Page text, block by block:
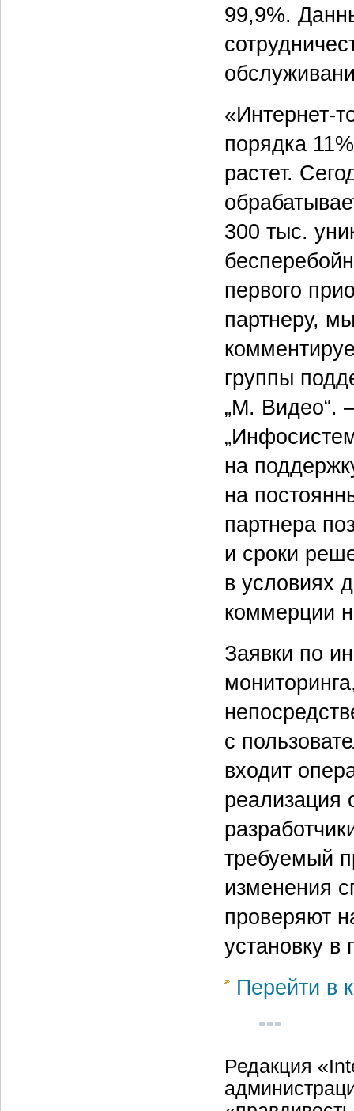
99,9%.
«Интернет-
порядка
растет.
300 тыс.
первого
партнеру,
группы
„М. Видео“.
на
на
партнера
и сроки
в условиях
коммерции
Заявки по
с
входит
реализация
требуемый
изменения
проверяют
установку
Перейти в
Редакция